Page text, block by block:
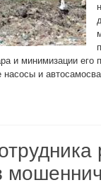
и минимизации его
и